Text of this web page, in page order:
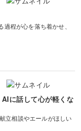
程が心を落ち着かせ、
に話して心が軽くな
立相談やエールがほしい